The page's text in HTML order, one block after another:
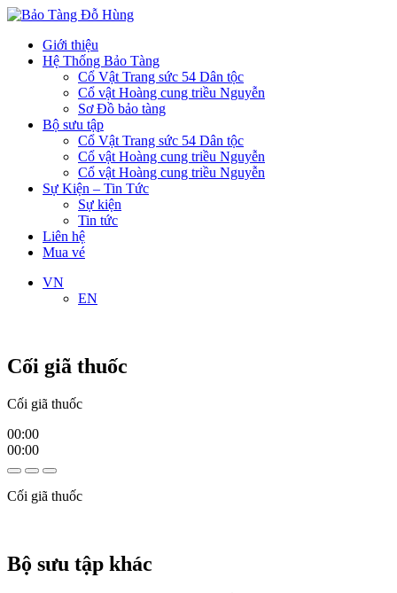
Giới thiệu
Hệ Thống Bảo Tàng
Cổ Vật Trang sức 54 Dân tộc
Cổ vật Hoàng cung triều Nguyễn
Sơ Đồ bảo tàng
Bộ sưu tập
Cổ Vật Trang sức 54 Dân tộc
Cổ vật Hoàng cung triều Nguyễn
Cổ vật Hoàng cung triều Nguyễn
Sự Kiện – Tin Tức
Sự kiện
Tin tức
Liên hệ
Mua vé
VN
EN
Cối giã thuốc
Cối giã thuốc
00:00
00:00
Cối giã thuốc
Bộ sưu tập khác